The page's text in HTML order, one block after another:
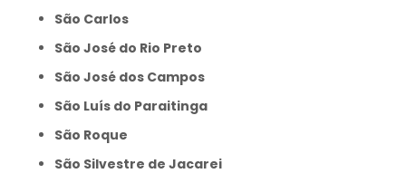
São Carlos
São José do Rio Preto
São José dos Campos
São Luís do Paraitinga
São Roque
São Silvestre de Jacarei